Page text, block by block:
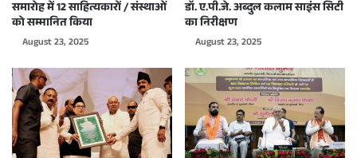
समारोह में 12 साहित्यकारों / संस्थाओं
को सम्मानित किया
August 23, 2025
डॉ. ए.पी.जे. अब्दुल कलाम साइंस सिटी
का निरीक्षण
August 23, 2025